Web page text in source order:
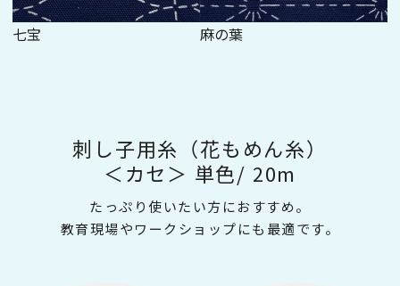
七宝 麻の葉
刺し子用糸（花もめん糸）
＜カセ＞ 単色/ 20m
たっぷり使いたい方におすすめ。
教育現場やワークショップにも最適です。